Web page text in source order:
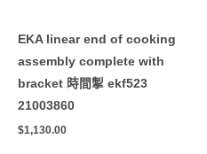
EKA linear end of cooking
assembly complete with
bracket 時間掣 ekf523
21003860
$1,130.00